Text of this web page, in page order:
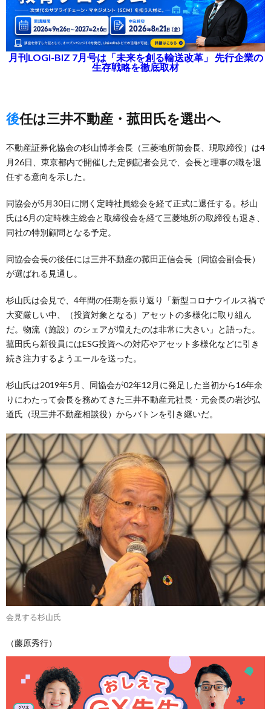
月刊LOGI-BIZ 7月号は「未来を創る輸送改革」 先行企業の
生存戦略を徹底取材
後任は三井不動産・菰田氏を選出へ
不動産証券化協会の杉山博孝会長（三菱地所前会長、現取締役）は4
月26日、東京都内で開催した定例記者会見で、会長と理事の職を退
任する意向を示した。
同協会が5月30日に開く定時社員総会を経て正式に退任する。杉山
氏は6月の定時株主総会と取締役会を経て三菱地所の取締役も退き、
同社の特別顧問となる予定。
同協会会長の後任には三井不動産の菰田正信会長（同協会副会長）
が選ばれる見通し。
杉山氏は会見で、4年間の任期を振り返り「新型コロナウイルス禍で
大変厳しい中、（投資対象となる）アセットの多様化に取り組ん
だ。物流（施設）のシェアが増えたのは非常に大きい」と語った。
菰田氏ら新役員にはESG投資への対応やアセット多様化などに引き
続き注力するようエールを送った。
杉山氏は2019年5月、同協会が02年12月に発足した当初から16年余
りにわたって会長を務めてきた三井不動産元社長・元会長の岩沙弘
道氏（現三井不動産相談役）からバトンを引き継いだ。
会見する杉山氏
（藤原秀行）